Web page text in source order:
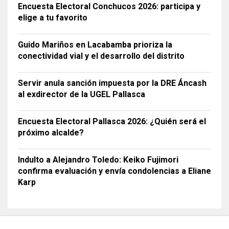
Encuesta Electoral Conchucos 2026: participa y
elige a tu favorito
Guido Mariños en Lacabamba prioriza la
conectividad vial y el desarrollo del distrito
Servir anula sanción impuesta por la DRE Áncash
al exdirector de la UGEL Pallasca
Encuesta Electoral Pallasca 2026: ¿Quién será el
próximo alcalde?
Indulto a Alejandro Toledo: Keiko Fujimori
confirma evaluación y envía condolencias a Eliane
Karp